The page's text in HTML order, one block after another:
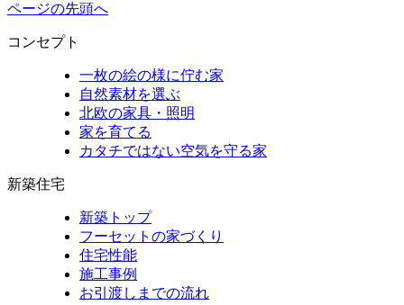
ページの先頭へ
コンセプト
一枚の絵の様に佇む家
自然素材を選ぶ
北欧の家具・照明
家を育てる
カタチではない空気を守る家
新築住宅
新築トップ
フーセットの家づくり
住宅性能
施工事例
お引渡しまでの流れ